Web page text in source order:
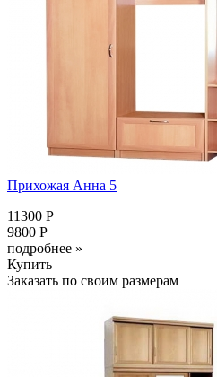
Прихожая Анна 5
11300 Р
9800 Р
подробнее »
Купить
Заказать по своим размерам